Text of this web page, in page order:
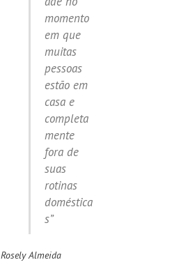
momento
em que
muitas
pessoas
estão em
casa e
completa
mente
fora de
suas
rotinas
doméstica
s”
Rosely Almeida